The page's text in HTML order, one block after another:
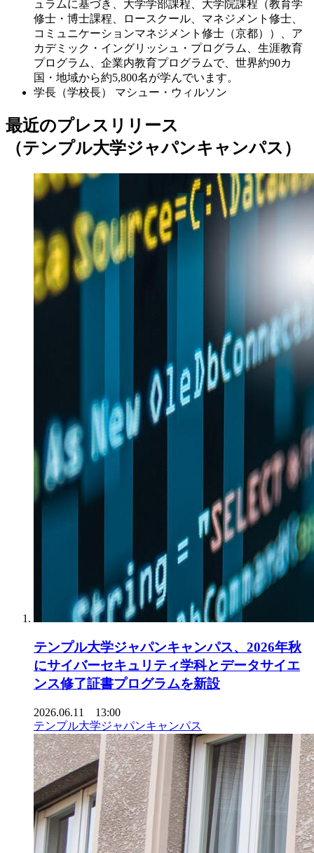
ュラムに基づき、大学学部課程、大学院課程（教育学
修士・博士課程、ロースクール、マネジメント修士、
コミュニケーションマネジメント修士（京都））、ア
カデミック・イングリッシュ・プログラム、生涯教育
プログラム、企業内教育プログラムで、世界約90カ
国・地域から約5,800名が学んでいます。
学長（学校長）
マシュー・ウィルソン
最近のプレスリリース
（テンプル大学ジャパンキャンパス）
テンプル大学ジャパンキャンパス、2026年秋
にサイバーセキュリティ学科とデータサイエ
ンス修了証書プログラムを新設
2026.06.11 13:00
テンプル大学ジャパンキャンパス